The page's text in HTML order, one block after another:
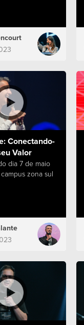
Conectando-
Valor
dia 7 de maio
zona sul